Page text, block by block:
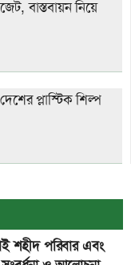
বাস্তবায়ন নিয়ে
প্লাস্টিক শিল্প
শহীদ পরিবার এবং